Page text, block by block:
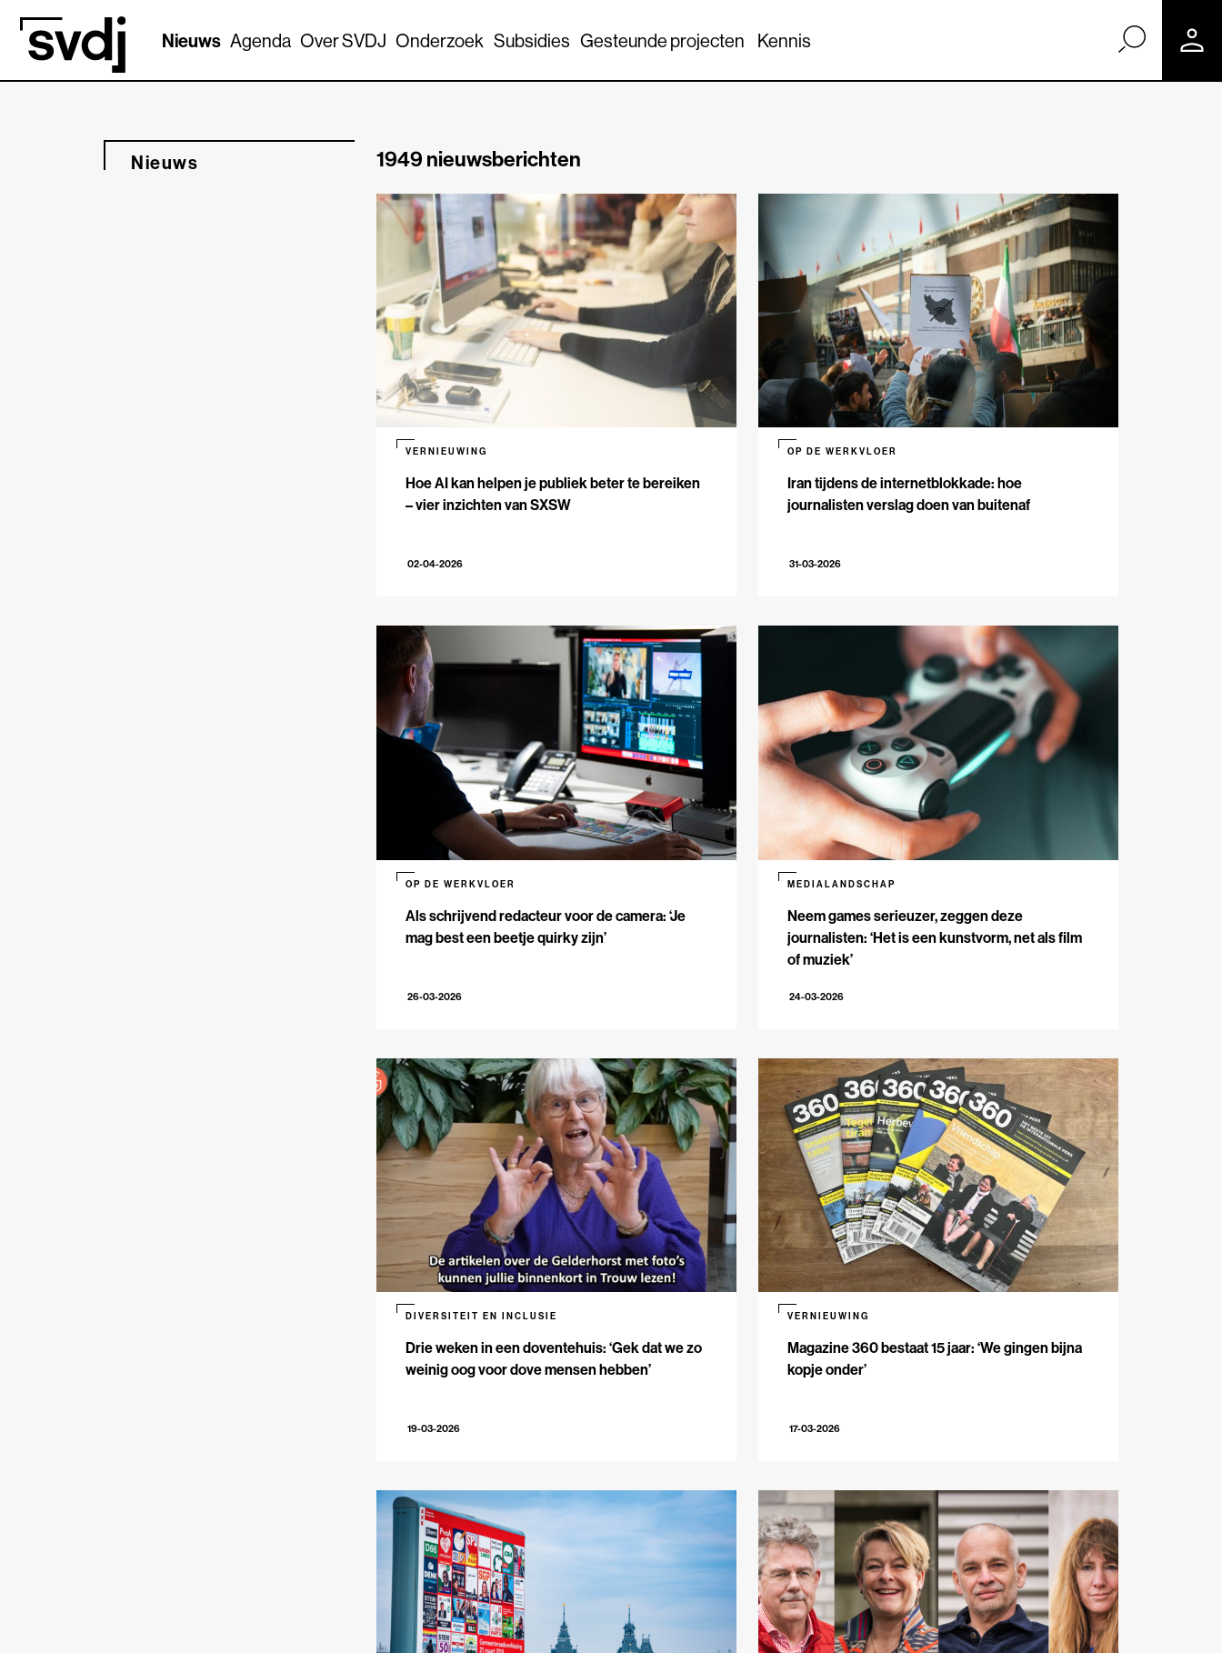
Naar hoofdinhoud
Nieuws Agenda Over SVDJ Onderzoek Subsidies Gesteunde projecten Kennis
Nieuws 1949 nieuwsberichten
Hoe AI kan helpen je publiek beter te bereiken
– vier inzichten van SXSW
VERNIEUWING
02-04-2026
Iran tijdens de internetblokkade: hoe
journalisten verslag doen van buitenaf
OP DE WERKVLOER
31-03-2026
Als schrijvend redacteur voor de camera: ‘Je
mag best een beetje quirky zijn’
OP DE WERKVLOER
26-03-2026
Neem games serieuzer, zeggen deze
journalisten: ‘Het is een kunstvorm, net als film
of muziek’
MEDIALANDSCHAP
24-03-2026
Drie weken in een doventehuis: ‘Gek dat we zo
weinig oog voor dove mensen hebben’
DIVERSITEIT EN INCLUSIE
19-03-2026
Magazine 360 bestaat 15 jaar: ‘We gingen bijna
kopje onder’
VERNIEUWING
17-03-2026